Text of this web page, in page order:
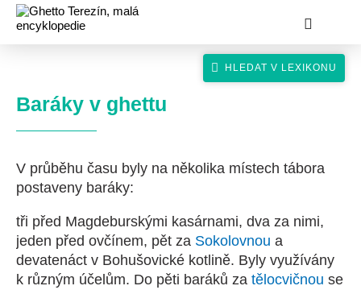
Baráky v ghettu
V průběhu času byly na několika místech tábora
postaveny baráky:
tři před Magdeburskými kasárnami, dva za nimi,
jeden před ovčínem, pět za Sokolovnou a
devatenáct v Bohušovické kotlině. Byly využívány
k různým účelům. Do pěti baráků za tělocvičnou se